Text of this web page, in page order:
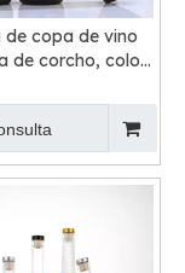
de copa de vino
de corcho, color